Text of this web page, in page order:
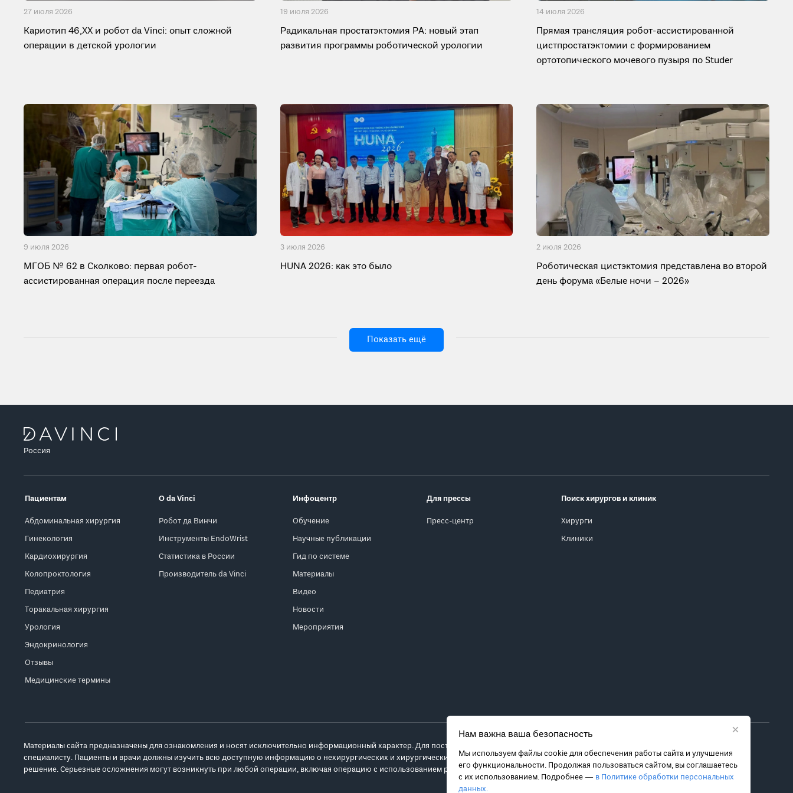
27 июля 2026
Кариотип 46,XX и робот da Vinci: опыт сложной
операции в детской урологии
19 июля 2026
Радикальная простатэктомия РА: новый этап
развития программы роботической урологии
14 июля 2026
Прямая трансляция робот-ассистированной
цистпростатэктомии с формированием
ортотопического мочевого пузыря по Studer
9 июля 2026
МГОБ № 62 в Сколково: первая робот-
ассистированная операция после переезда
3 июля 2026
HUNA 2026: как это было
2 июля 2026
Роботическая цистэктомия представлена во второй
день форума «Белые ночи – 2026»
Показать ещё
×
Нам важна ваша безопасность
Мы используем файлы cookie для обеспечения работы сайта и улучшения
его функциональности. Продолжая пользоваться сайтом, вы соглашаетесь
с их использованием. Подробнее — в Политике обработки персональных
данных.
Россия
Пациентам
Абдоминальная хирургия
Гинекология
Кардиохирургия
Колопроктология
Педиатрия
Торакальная хирургия
Урология
Эндокринология
Отзывы
Медицинские термины
О da Vinci
Робот да Винчи
Инструменты EndoWrist
Статистика в России
Производитель da Vinci
Инфоцентр
Обучение
Научные публикации
Гид по системе
Материалы
Видео
Новости
Мероприятия
Для прессы
Пресс-центр
Поиск хирургов и клиник
Хирурги
Клиники
Материалы сайта предназначены для ознакомления и носят исключительно информационный характер. Для постановки диагноза и выбора метода лечения обратитесь за консультацией к
специалисту. Пациенты и врачи должны изучить всю доступную информацию о нехирургических и хирургических вариантах лечения и связанных с ними рисках, чтобы принять обоснованное
решение. Серьезные осложнения могут возникнуть при любой операции, включая операцию с использованием робота da Vinci.